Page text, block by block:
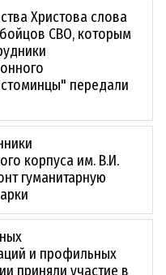
Христова слова
СВО, которым
передали
корпуса им. В.И.
гуманитарную
и профильных